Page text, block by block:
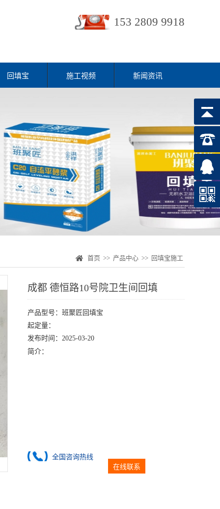
153 2809 9918
回填宝 施工视频 新闻资讯
首页 >> 产品中心 >> 回填宝施工
成都 德恒路10号院卫生间回填
产品型号：班聚匠回填宝
起定量：
发布时间：2025-03-20
简介：
全国咨询热线
在线联系